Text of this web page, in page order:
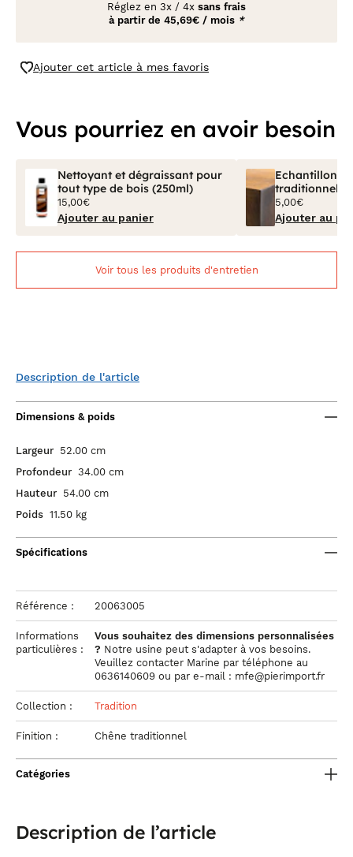
Réglez en 3x / 4x sans frais
à partir de 45,69€ / mois *
Ajouter cet article à mes favoris
Vous pourriez en avoir besoin
Nettoyant et dégraissant pour
tout type de bois (250ml)
15,00€
Ajouter au panier
Echantillon
traditionnel
5,00€
Ajouter au
Voir tous les produits d'entretien
Description de l'article
Dimensions & poids
Largeur 52.00 cm
Profondeur 34.00 cm
Hauteur 54.00 cm
Poids 11.50 kg
Spécifications
Référence : 20063005
Informations
particulières :
Vous souhaitez des dimensions personnalisées
? Notre usine peut s'adapter à vos besoins.
Veuillez contacter Marine par téléphone au
0636140609 ou par e-mail : mfe@pierimport.fr
Collection : Tradition
Finition : Chêne traditionnel
Catégories
Description de l’article